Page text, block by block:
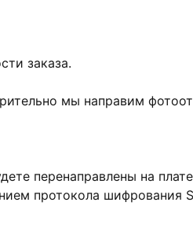
заказа.
мы направим
перенаправлены на
протокола шифрования